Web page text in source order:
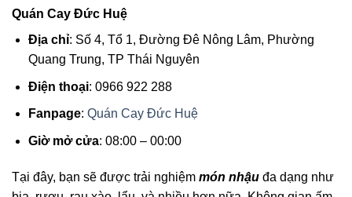
Quán Cay Đức Huệ
Địa chỉ: Số 4, Tổ 1, Đường Đê Nông Lâm, Phường
Quang Trung, TP Thái Nguyên
Điện thoại: 0966 922 288
Fanpage: Quán Cay Đức Huệ
Giờ mở cửa: 08:00 – 00:00
Tại đây, bạn sẽ được trải nghiệm món nhậu đa dạng như